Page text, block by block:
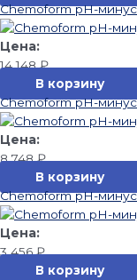
Chemoform pH-
14 148₽
В корзину
Chemoform pH-
8 748₽
В корзину
Chemoform pH-
3 456₽
В корзину